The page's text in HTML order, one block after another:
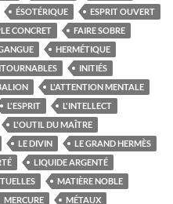
ÉSOTÉRIQUE
ESPRIT OUVERT
CONCRET
FAIRE SOBRE
HERMÉTIQUE
INITIÉS
L'ATTENTION MENTALE
L'ESPRIT
L'INTELLECT
L'OUTIL DU MAÎTRE
LE DIVIN
LE GRAND HERMÈS
LIQUIDE ARGENTÉ
MATIÈRE NOBLE
MERCURE
MÉTAUX